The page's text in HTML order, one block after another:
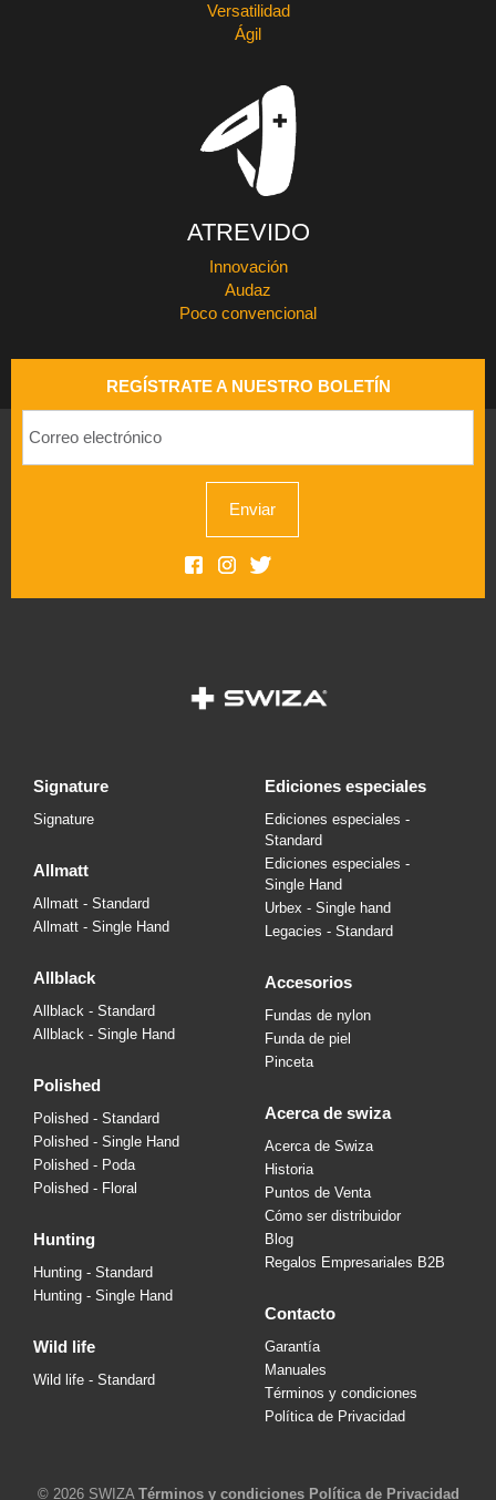
Versatilidad
Ágil
ATREVIDO
Innovación
Audaz
Poco convencional
REGÍSTRATE A NUESTRO BOLETÍN
Enviar
signature
Signature
allmatt
Allmatt - Standard
Allmatt - Single Hand
allblack
Allblack - Standard
Allblack - Single Hand
polished
Polished - Standard
Polished - Single Hand
Polished - Poda
Polished - Floral
hunting
Hunting - Standard
Hunting - Single Hand
wild life
Wild life - Standard
ediciones especiales
Ediciones especiales -
Standard
Ediciones especiales -
Single Hand
Urbex - Single hand
Legacies - Standard
accesorios
Fundas de nylon
Funda de piel
Pinceta
acerca de swiza
Acerca de Swiza
Historia
Puntos de Venta
Cómo ser distribuidor
Blog
Regalos Empresariales B2B
contacto
Garantía
Manuales
Términos y condiciones
Política de Privacidad
© 2026 SWIZA Términos y condiciones Política de Privacidad